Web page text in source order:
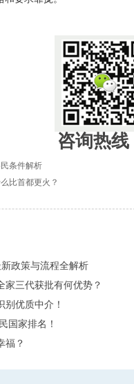
咨询热线
条件解析
比首都更火？
政策与流程全解析​
三代获批有何优势？​
优质中介！
国家排名！
福？